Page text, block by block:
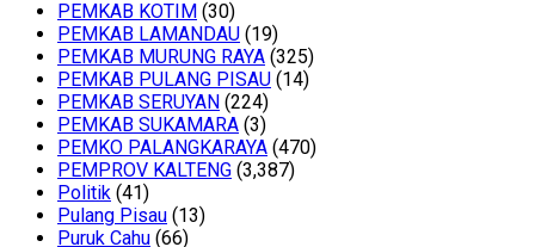
PEMKAB KOTIM (30)
PEMKAB LAMANDAU (19)
PEMKAB MURUNG RAYA (325)
PEMKAB PULANG PISAU (14)
PEMKAB SERUYAN (224)
PEMKAB SUKAMARA (3)
PEMKO PALANGKARAYA (470)
PEMPROV KALTENG (3,387)
Politik (41)
Pulang Pisau (13)
Puruk Cahu (66)